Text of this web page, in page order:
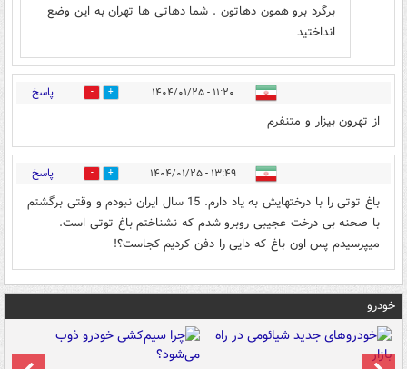
برگرد برو همون دهاتون . شما دهاتی ها تهران به این وضع
انداختید
۱۱:۲۰ - ۱۴۰۴/۰۱/۲۵ 4 پاسخ
از تهرون بیزار و متنفرم
۱۳:۴۹ - ۱۴۰۴/۰۱/۲۵ 0 پاسخ
باغ توتی را با درختهایش به یاد دارم. 15 سال ایران نبودم و وقتی برگشتم
با صحنه بی درخت عجیبی روبرو شدم که نشناختم باغ توتی است.
میپرسیدم پس اون باغ که دایی را دفن کردیم کجاست؟!
خودرو